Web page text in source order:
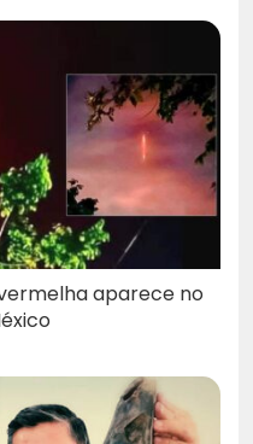
aparece no